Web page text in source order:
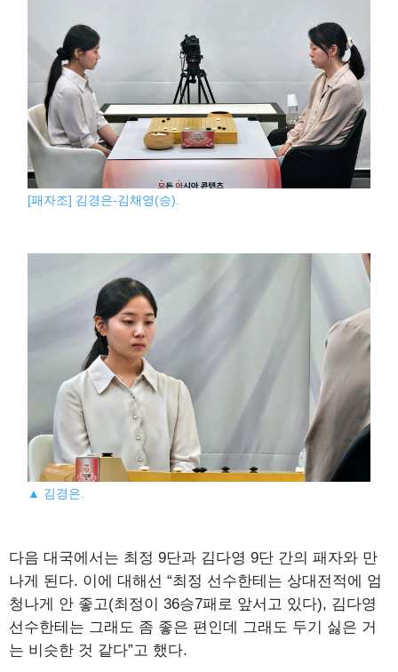
[패자조] 김경은-김채영(승).
▲ 김경은.
다음 대국에서는 최정 9단과 김다영 9단 간의 패자와 만
나게 된다. 이에 대해선 “최정 선수한테는 상대전적에 엄
청나게 안 좋고(최정이 36승7패로 앞서고 있다), 김다영
선수한테는 그래도 좀 좋은 편인데 그래도 두기 싫은 거
는 비슷한 것 같다”고 했다.